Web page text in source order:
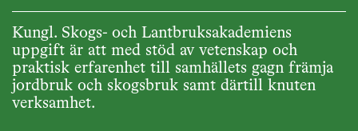
Kungl. Skogs- och Lantbruksakademiens
uppgift är att med stöd av vetenskap och
praktisk erfarenhet till samhällets gagn främja
jordbruk och skogsbruk samt därtill knuten
verksamhet.